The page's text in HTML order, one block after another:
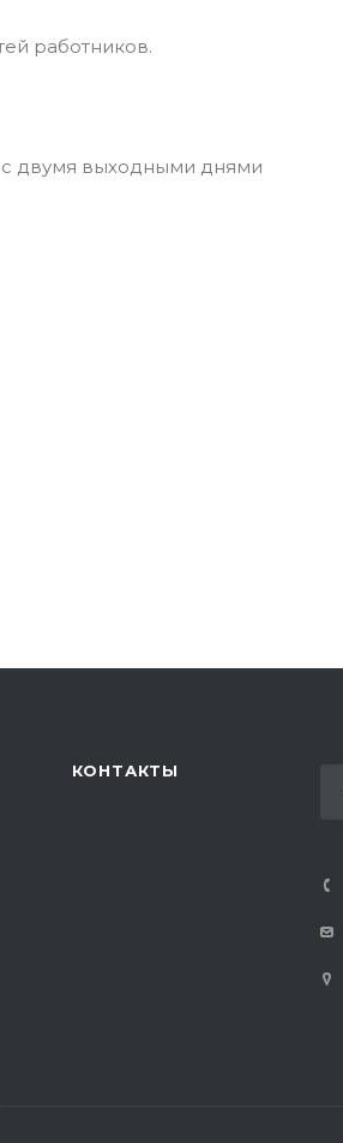
работников.
двумя выходными днями
КОНТАКТЫ